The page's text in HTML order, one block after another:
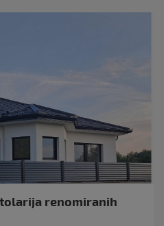
renomiranih